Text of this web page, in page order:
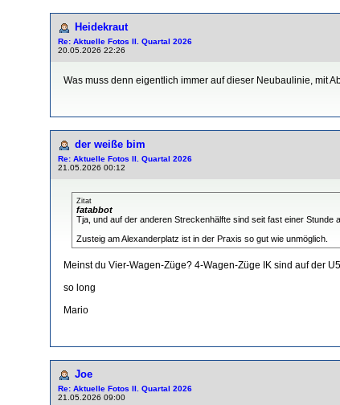
Heidekraut
Re: Aktuelle Fotos II. Quartal 2026
20.05.2026 22:26
Was muss denn eigentlich immer auf dieser Neubaulinie, mit
der weiße bim
Re: Aktuelle Fotos II. Quartal 2026
21.05.2026 00:12
Zitat
fatabbot
Tja, und auf der anderen Streckenhälfte sind seit fast einer Stunde
Zusteig am Alexanderplatz ist in der Praxis so gut wie unmöglich.
Meinst du Vier-Wagen-Züge? 4-Wagen-Züge IK sind auf der
so long
Mario
Joe
Re: Aktuelle Fotos II. Quartal 2026
21.05.2026 09:00